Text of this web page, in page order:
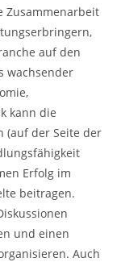
Zusammenarbeit
auf den
wachsender
kann die
(auf der Seite der
Erfolg im
beitragen.
und einen
Auch